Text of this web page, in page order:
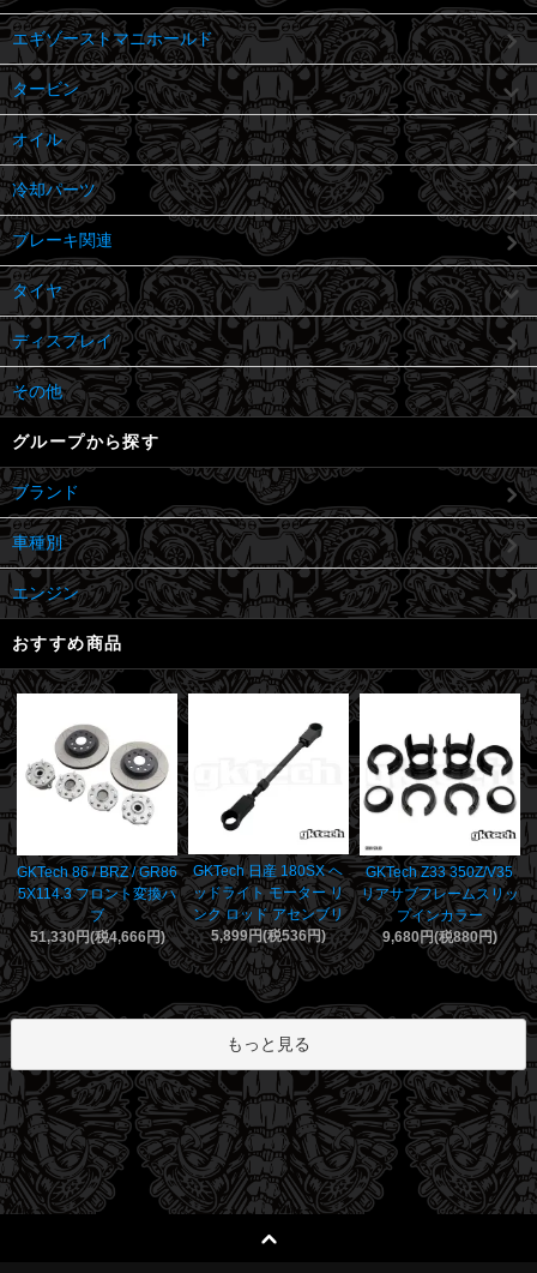
エギゾーストマニホールド
タービン
オイル
冷却パーツ
ブレーキ関連
タイヤ
ディスプレイ
その他
グループから探す
ブランド
車種別
エンジン
おすすめ商品
GKTech 86 / BRZ / GR86
5X114.3 フロント変換ハ
ブ
51,330円(税4,666円)
GKTech 日産 180SX ヘ
ッドライト モーター リ
ンク ロッド アセンブリ
5,899円(税536円)
GKTech Z33 350Z/V35
リアサブフレームスリッ
プインカラー
9,680円(税880円)
もっと見る